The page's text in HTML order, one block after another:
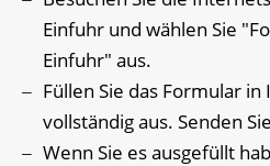
Einfuhr und wählen Sie
Einfuhr" aus.
Füllen Sie das Formular
vollständig aus. Senden
Wenn Sie es ausgefüllt